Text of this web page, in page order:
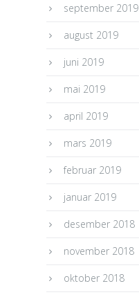
september 2019
august 2019
juni 2019
mai 2019
april 2019
mars 2019
februar 2019
januar 2019
desember 2018
november 2018
oktober 2018